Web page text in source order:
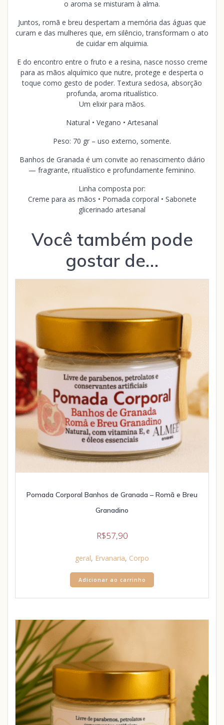
o aroma se misturam à alma.
Juntos, romã e breu despertam a memória das águas que
curam e das mulheres que, em silêncio, transformam o ato
de cuidar em alquimia.
E do encontro entre o fruto e a resina, nasce nosso creme
para as mãos alquímico que nutre, protege e desperta o
toque como gesto de poder. Textura sedosa, absorção
profunda, aroma ritualístico.
Um elixir para mãos.
Natural • Vegano • Artesanal
Peso: 70 gr – uso externo, somente.
Banhos de Granada é um convite ao renascimento diário
— fragrante, ritualístico e profundamente feminino.
Linha composta por:
Creme para as mãos • Pomada corporal • Sabonete
glicerinado artesanal
Você também pode
gostar de…
Pomada Corporal Banhos de Granada – Romã e Breu
Granadino
R$57,90
geral, Ervanaria, Corpo
Adicionar ao carrinho